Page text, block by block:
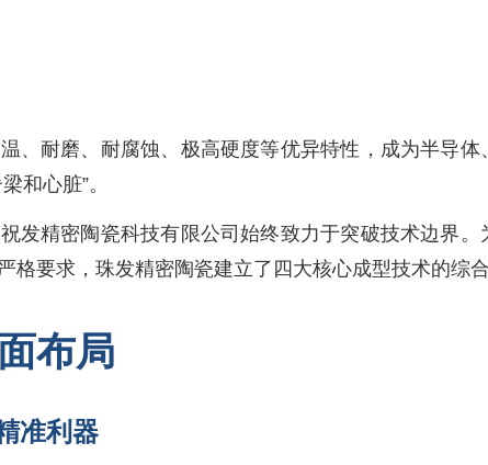
、耐磨、耐腐蚀、极高硬度等优异特性，成为半导体
和心脏”。
祝发精密陶瓷科技有限公司始终致力于突破技术边界。
要求，珠发精密陶瓷建立了四大核心成型技术的综合
布局
准利器